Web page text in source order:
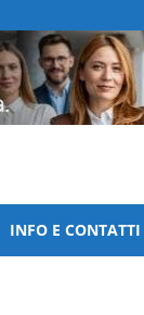
INFO E CONTATTI